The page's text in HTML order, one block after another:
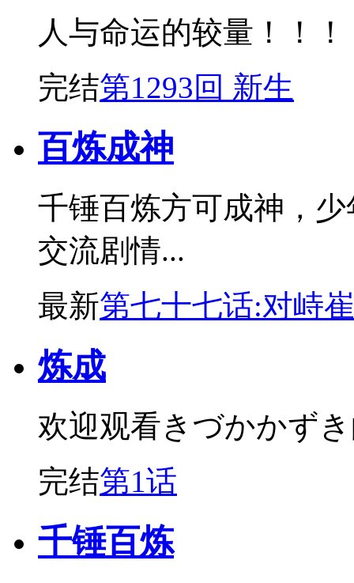
人与命运的较量！！！
完结第1293回 新生
百炼成神
千锤百炼方可成神，
交流剧情...
最新第七十七话:对峙
炼成
欢迎观看きづかかず
完结第1话
千锤百炼